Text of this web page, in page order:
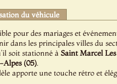
du véhicule
pour des mariages et
dans les principales villes du
soit stationné à Saint Marcel
Alpes (05).
apporte une touche rétro et